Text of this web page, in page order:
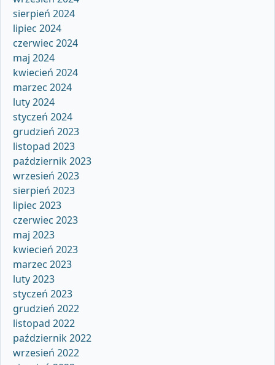
sierpień 2024
lipiec 2024
czerwiec 2024
maj 2024
kwiecień 2024
marzec 2024
luty 2024
styczeń 2024
grudzień 2023
listopad 2023
październik 2023
wrzesień 2023
sierpień 2023
lipiec 2023
czerwiec 2023
maj 2023
kwiecień 2023
marzec 2023
luty 2023
styczeń 2023
grudzień 2022
listopad 2022
październik 2022
wrzesień 2022